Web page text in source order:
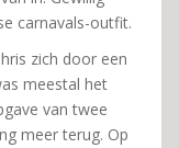
carnavals-outfit.
zich door een
meestal het
van twee
meer terug. Op